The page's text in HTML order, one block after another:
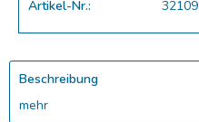
Artikel-Nr.: 32109
Beschreibung
mehr